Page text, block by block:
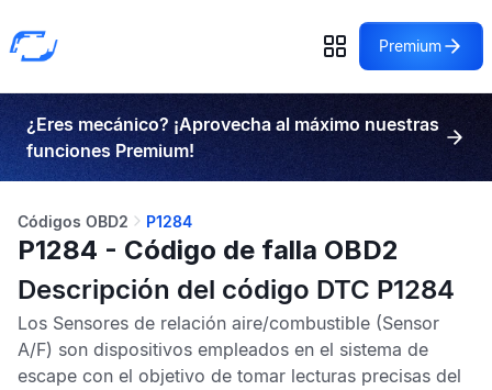
Premium
¿Eres mecánico? ¡Aprovecha al máximo nuestras
funciones Premium!
Códigos OBD2 P1284
P1284 - Código de falla OBD2
Descripción del código DTC P1284
Los Sensores de relación aire/combustible (Sensor
A/F) son dispositivos empleados en el sistema de
escape con el objetivo de tomar lecturas precisas del